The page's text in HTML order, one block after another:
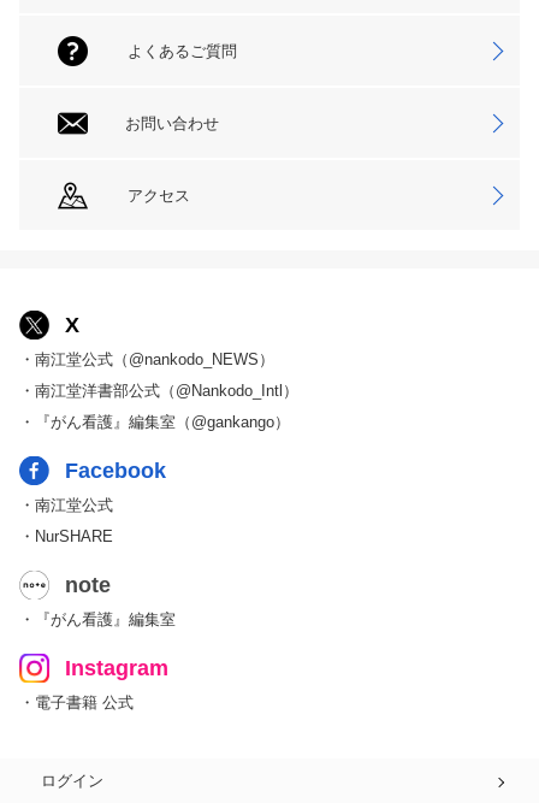
よくあるご質問
お問い合わせ
アクセス
X
・南江堂公式（@nankodo_NEWS）
・南江堂洋書部公式（@Nankodo_Intl）
・『がん看護』編集室（@gankango）
Facebook
・南江堂公式
・NurSHARE
note
・『がん看護』編集室
Instagram
・電子書籍 公式
ログイン